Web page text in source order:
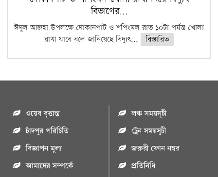
বিভাগের…
ঈদুল আজহা উপলক্ষে দোকানপাট ও শপিংমল রাত ১০টা পর্যন্ত খোলা
রাখা যাবে বলে জানিয়েছে বিদ্যুৎ...
বিস্তারিত
ওয়েব বৃত্তান্ত
চাঁদপুর পরিচিতি
বিজ্ঞাপন মুল্য
আমাদের সম্পর্কে
লঞ্চ সময়সূচী
ট্রেন সময়সূচী
জরুরী ফোন নম্বর
প্রতিনিধি